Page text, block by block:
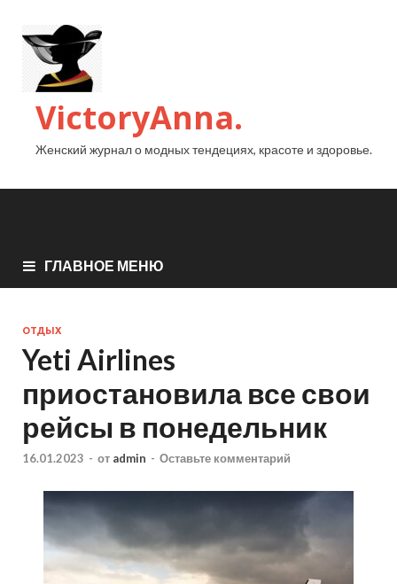
VictoryAnna.
Женский журнал о модных тендециях, красоте и здоровье.
ГЛАВНОЕ МЕНЮ
ОТДЫХ
Yeti Airlines
приостановила все свои
рейсы в понедельник
16.01.2023 - от admin - Оставьте комментарий